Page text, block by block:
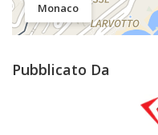
Monaco
Pubblicato Da